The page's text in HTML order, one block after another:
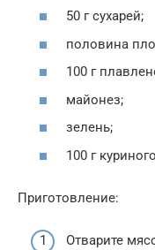
50 г сухарей;
половина
100 г
майонез;
зелень;
100 г
Приготовление:
Отварите